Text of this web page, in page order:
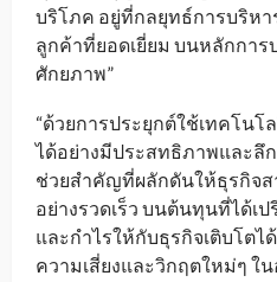
บริโภค อยู่ที่กลยุทธ์การบริห
ลูกค้าที่ยอดเยี่ยม บนหลักกา
ศักยภาพ”
“ด้วยการประยุกต์ใช้เทคโน
ได้อย่างมีประสทธิภาพและลึ
ช่วยสำคัญที่ผลักดันให้ธุรกิจส
อย่างรวดเร็ว บนต้นทุนที่ได้เ
และกำไรให้กับธุรกิจเติบโตไ
ความเสี่ยงและวิกฤตใหม่ๆ ใ